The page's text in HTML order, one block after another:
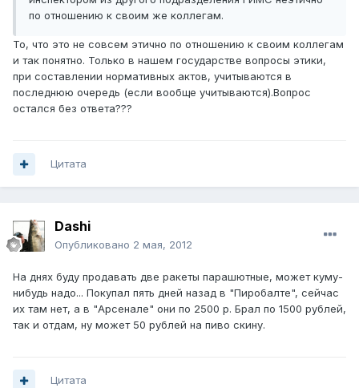
по отношению к своим же коллегам.
То, что это не совсем этично по отношению к своим коллегам
и так понятно. Только в нашем государстве вопросы этики,
при составлении нормативных актов, учитываются в
последнюю очередь (если вообще учитываются).Вопрос
остался без ответа???
Цитата
Dashi
Опубликовано 2 мая, 2012
На днях буду продавать две ракеты парашютные, может куму-
нибудь надо... Покупал пять дней назад в "Пиробалте", сейчас
их там нет, а в "Арсенале" они по 2500 р. Брал по 1500 рублей,
так и отдам, ну может 50 рублей на пиво скину.
Цитата